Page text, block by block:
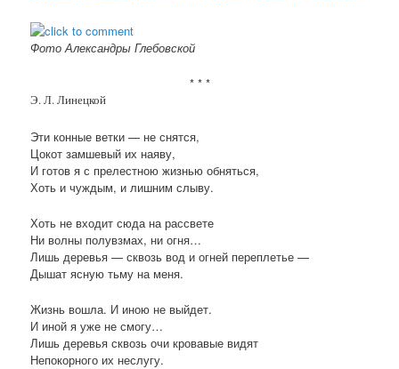
Фото Александры Глебовской
* * *
Э. Л. Линецкой
Эти конные ветки — не снятся,
Цокот замшевый их наяву,
И готов я с прелестною жизнью обняться,
Хоть и чуждым, и лишним слыву.
Хоть не входит сюда на рассвете
Ни волны полувзмах, ни огня…
Лишь деревья — сквозь вод и огней переплетье —
Дышат ясную тьму на меня.
Жизнь вошла. И иною не выйдет.
И иной я уже не смогу…
Лишь деревья сквозь очи кровавые видят
Непокорного их неслугу.